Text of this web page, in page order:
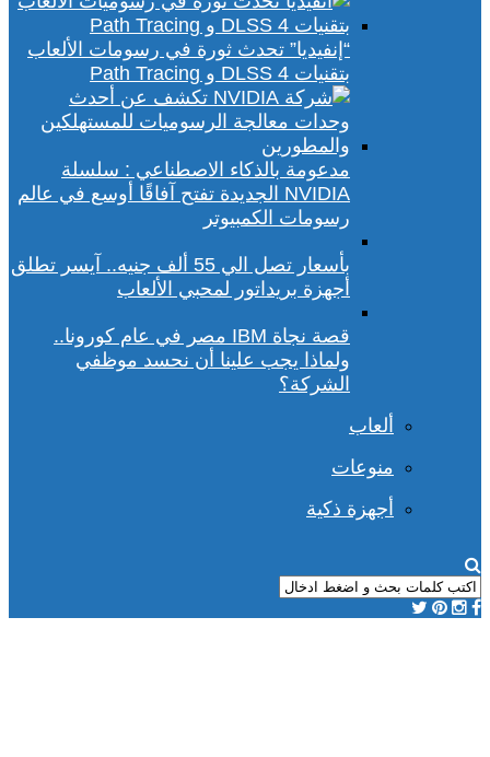
“إنفيديا” تحدث ثورة في رسومات الألعاب
بتقنيات DLSS 4 و Path Tracing
مدعومة بالذكاء الاصطناعي : سلسلة
NVIDIA الجديدة تفتح آفاقًا أوسع في عالم
رسومات الكمبيوتر
بأسعار تصل الي 55 ألف جنيه.. آيسر تطلق
أجهزة بريداتور لمحبي الألعاب
قصة نجاة IBM مصر في عام كورونا..
ولماذا يجب علينا أن نحسد موظفي
الشركة؟
ألعاب
منوعات
أجهزة ذكية